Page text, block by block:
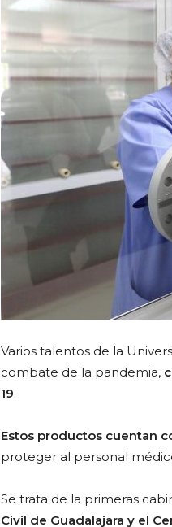
Varios talentos de la
combate de la pandemia,
19.
Estos productos cuentan
proteger al personal
Se trata de la primeras
Civil de Guadalajara y el